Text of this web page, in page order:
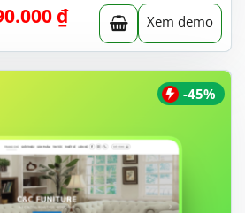
₫.
₫Giá
hiện
tại
là:
Xem demo
-45%